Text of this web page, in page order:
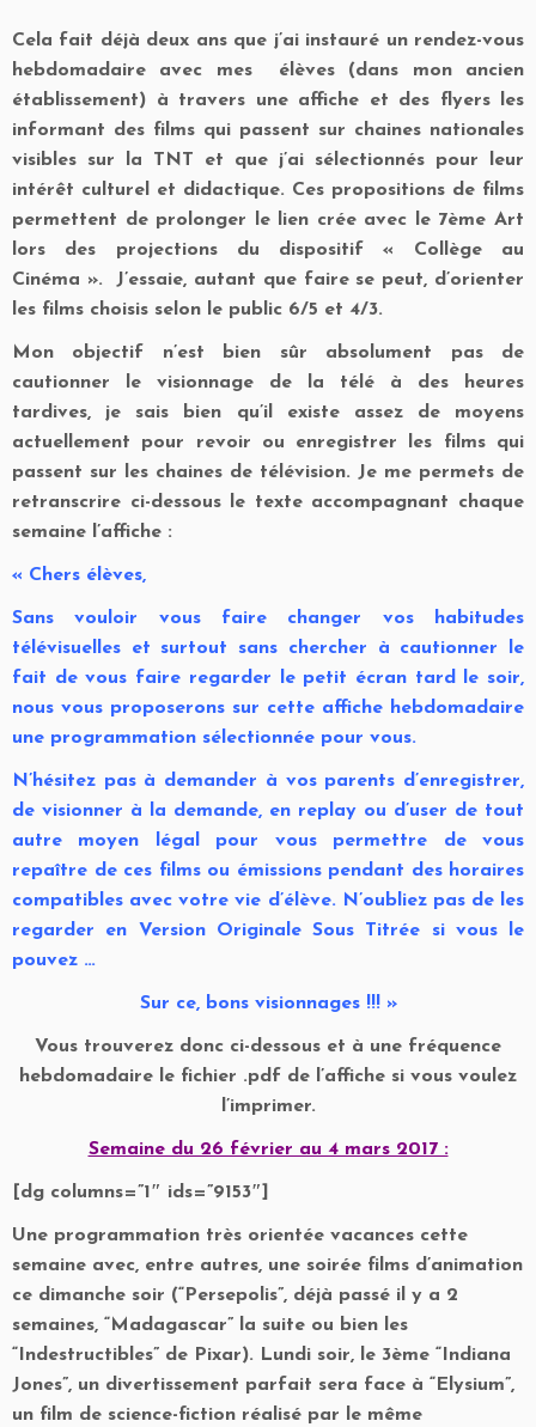
Cela fait déjà deux ans que j’ai instauré un rendez-vous
hebdomadaire avec mes élèves (dans mon ancien
établissement) à travers une affiche et des flyers les
informant des films qui passent sur chaines nationales
visibles sur la TNT et que j’ai sélectionnés pour leur
intérêt culturel et didactique. Ces propositions de films
permettent de prolonger le lien crée avec le 7ème Art
lors des projections du dispositif « Collège au
Cinéma ». J’essaie, autant que faire se peut, d’orienter
les films choisis selon le public 6/5 et 4/3.
Mon objectif n’est bien sûr absolument pas de
cautionner le visionnage de la télé à des heures
tardives, je sais bien qu’il existe assez de moyens
actuellement pour revoir ou enregistrer les films qui
passent sur les chaines de télévision. Je me permets de
retranscrire ci-dessous le texte accompagnant chaque
semaine l’affiche :
« Chers élèves,
Sans vouloir vous faire changer vos habitudes
télévisuelles et surtout sans chercher à cautionner le
fait de vous faire regarder le petit écran tard le soir,
nous vous proposerons sur cette affiche hebdomadaire
une programmation sélectionnée pour vous.
N’hésitez pas à demander à vos parents d’enregistrer,
de visionner à la demande, en replay ou d’user de tout
autre moyen légal pour vous permettre de vous
repaître de ces films ou émissions pendant des horaires
compatibles avec votre vie d’élève. N’oubliez pas de les
regarder en Version Originale Sous Titrée si vous le
pouvez …
Sur ce, bons visionnages !!! »
Vous trouverez donc ci-dessous et à une fréquence
hebdomadaire le fichier .pdf de l’affiche si vous voulez
l’imprimer.
Semaine du 26 février au 4 mars 2017 :
[dg columns=”1″ ids=”9153″]
Une programmation très orientée vacances cette
semaine avec, entre autres, une soirée films d’animation
ce dimanche soir (“Persepolis”, déjà passé il y a 2
semaines, “Madagascar” la suite ou bien les
“Indestructibles” de Pixar). Lundi soir, le 3ème “Indiana
Jones”, un divertissement parfait sera face à “Elysium”,
un film de science-fiction réalisé par le même